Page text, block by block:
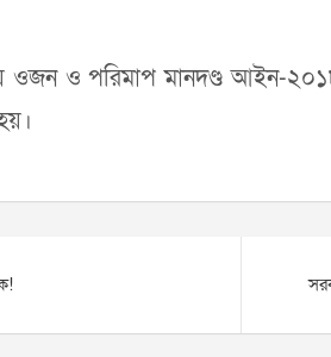
ওজন ও পরিমাপ মানদণ্ড আইন-২০১৮